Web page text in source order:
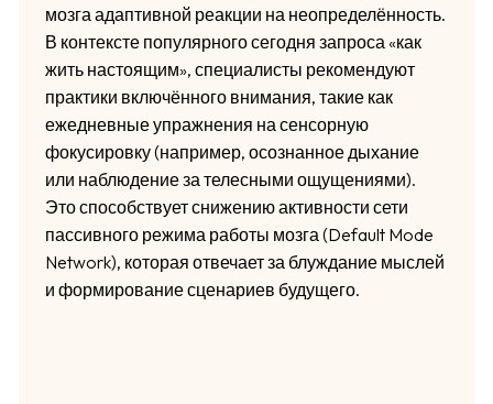
мозга адаптивной реакции на неопределённость.
В контексте популярного сегодня запроса «как
жить настоящим», специалисты рекомендуют
практики включённого внимания, такие как
ежедневные упражнения на сенсорную
фокусировку (например, осознанное дыхание
или наблюдение за телесными ощущениями).
Это способствует снижению активности сети
пассивного режима работы мозга (Default Mode
Network), которая отвечает за блуждание мыслей
и формирование сценариев будущего.